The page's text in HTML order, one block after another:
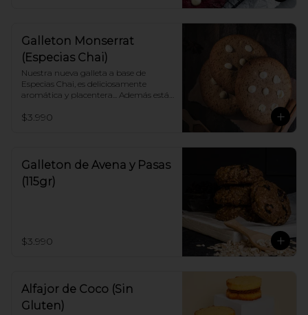
Galleton Monserrat
(Especias Chai)
Nuestra nueva galleta a base de
Especias Chai, es deliciosamente
aromática y placentera... Además está
dulces toques de chocolate Blanco.
$3.990
Galleton de Avena y Pasas
(115gr)
$3.990
Alfajor de Coco (Sin
Gluten)